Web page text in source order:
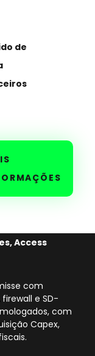
de
Access
com
e SD-
com
Capex,